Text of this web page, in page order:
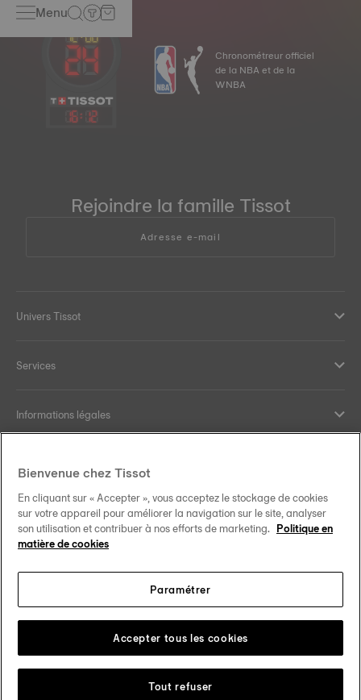
Menu
16: 12
Chronométreur officiel
de la NBA et de la
WNBA
Rejoindre la famille Tissot
Adresse e-mail
Univers Tissot
Services
Informations légales
Nos engagements
Suivez-nous sur les réseaux sociaux
Changer de pays Tissot Copyrights 2026
Bienvenue chez Tissot
En cliquant sur « Accepter », vous acceptez le stockage de cookies
sur votre appareil pour améliorer la navigation sur le site, analyser
son utilisation et contribuer à nos efforts de marketing. Politique en
matière de cookies
Paramétrer
Tout refuser
Accepter tous les cookies